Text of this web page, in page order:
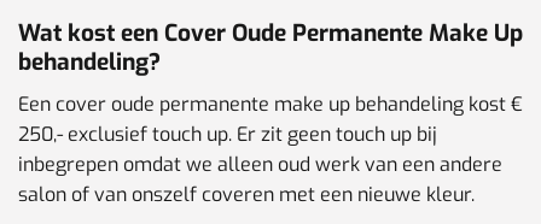
Wat kost een Cover Oude Permanente Make Up
behandeling?
Een cover oude permanente make up behandeling kost €
250,- exclusief touch up. Er zit geen touch up bij
inbegrepen omdat we alleen oud werk van een andere
salon of van onszelf coveren met een nieuwe kleur.